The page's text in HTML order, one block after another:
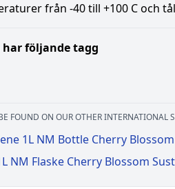
från -40 till +100 C och
följande tagg
FOUND ON OUR OTHER INTERNATIONAL
1L NM Bottle Cherry
NM Flaske Cherry Blossom